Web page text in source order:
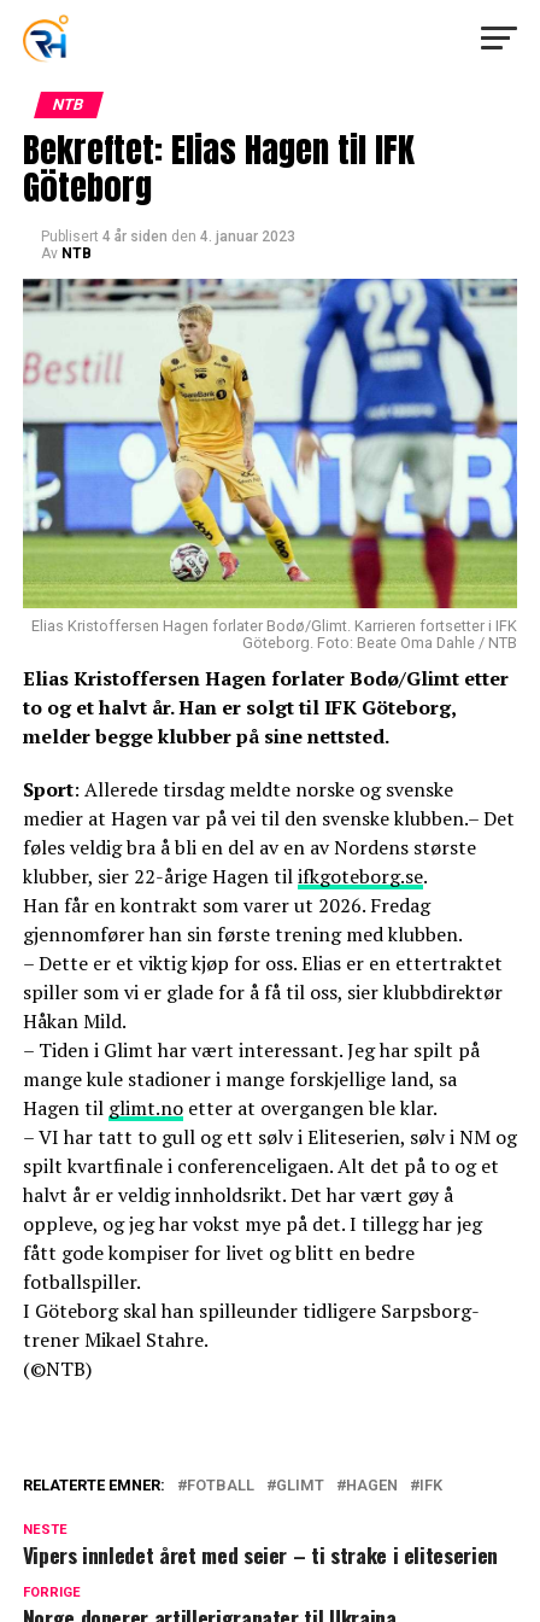
NTB
Bekreftet: Elias Hagen til IFK
Göteborg
Publisert 4 år siden den 4. januar 2023
Av NTB
Elias Kristoffersen Hagen forlater Bodø/Glimt. Karrieren fortsetter i IFK
Göteborg. Foto: Beate Oma Dahle / NTB
Elias Kristoffersen Hagen forlater Bodø/Glimt etter
to og et halvt år. Han er solgt til IFK Göteborg,
melder begge klubber på sine nettsted.
Sport: Allerede tirsdag meldte norske og svenske
medier at Hagen var på vei til den svenske klubben.– Det
føles veldig bra å bli en del av en av Nordens største
klubber, sier 22-årige Hagen tilifkgoteborg.se.
Han får en kontrakt som varer ut 2026. Fredag
gjennomfører han sin første trening med klubben.
– Dette er et viktig kjøp for oss. Elias er en ettertraktet
spiller som vi er glade for å få til oss, sier klubbdirektør
Håkan Mild.
– Tiden i Glimt har vært interessant. Jeg har spilt på
mange kule stadioner i mange forskjellige land, sa
Hagen til glimt.noetter at overgangen ble klar.
– VI har tatt to gull og ett sølv i Eliteserien, sølv i NM og
spilt kvartfinale i conferenceligaen. Alt det på to og et
halvt år er veldig innholdsrikt. Det har vært gøy å
oppleve, og jeg har vokst mye på det. I tillegg har jeg
fått gode kompiser for livet og blitt en bedre
fotballspiller.
I Göteborg skal han spilleunder tidligere Sarpsborg-
trener Mikael Stahre.
(©NTB)
RELATERTE EMNER: FOTBALL GLIMT HAGEN IFK
NESTE
Vipers innledet året med seier – ti strake i eliteserien
FORRIGE